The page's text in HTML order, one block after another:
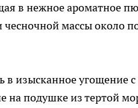
в нежное ароматное
массы около
в изысканное угощение
на подушке из тертой